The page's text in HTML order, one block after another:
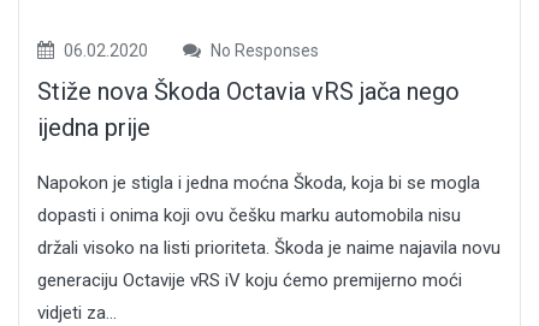
06.02.2020 No Responses
Stiže nova Škoda Octavia vRS jača nego
ijedna prije
Napokon je stigla i jedna moćna Škoda, koja bi se mogla
dopasti i onima koji ovu češku marku automobila nisu
držali visoko na listi prioriteta. Škoda je naime najavila novu
generaciju Octavije vRS iV koju ćemo premijerno moći
vidjeti za...